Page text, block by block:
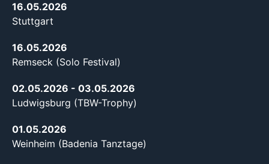
16.05.2026
Stuttgart
16.05.2026
Remseck (Solo Festival)
02.05.2026 - 03.05.2026
Ludwigsburg (TBW-Trophy)
01.05.2026
Weinheim (Badenia Tanztage)